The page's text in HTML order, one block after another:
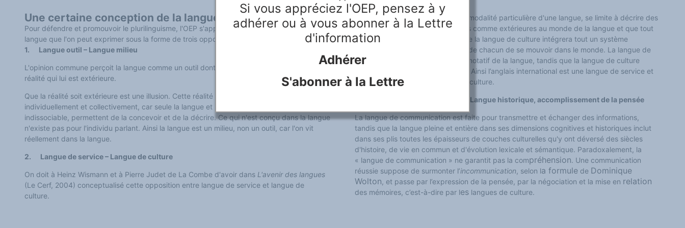
Annuaire des chercheurs sur le plurilinguisme
Instituts et centres de recherche
L'OEP et le plurilinguisme sur CAIRN
LES FONDAMENTAUX
Les acteurs du plurilinguisme
Langues et géopolitique - L'avenir des langues
Politiques et droits linguistiques
Dynamique des langues
Langues, sciences et philosophie
Science ouverte
Langues et pouvoirs
Terminologie
Textes de référence
DOSSIERS THÉMATIQUES
Education et recherche
Economique et social
Accès au dictionnaire des anglicismes
Accéder à la plateforme pour la traduction (en construction)
Accès à la banque de données Relations internationales
Accéder au site de l'OPA (Observatoire du plurilinguisme en Afrique)
Une certaine conception de la langue
Pour défendre et promouvoir le plurilinguisme, l'OEP s'appuie sur une conception de la
langue que l'on peut exprimer sous la forme de trois oppositions.
1. Langue outil – Langue milieu
L'opinion commune perçoit la langue comme un outil dont elle se sert pour décrire une
réalité qui lui est extérieure.
Que la réalité soit extérieure est une illusion. Cette réalité est intériorisée dans la langue,
individuellement et collectivement, car seule la langue et la pensée, formant un tout
indissociable, permettent de la concevoir et de la décrire. Ce qui n'est conçu dans la langue
n'existe pas pour l'individu parlant. Ainsi la langue est un milieu, non un outil, car l'on vit
réellement dans la langue.
2. Langue de service – Langue de culture
On doit à Heinz Wismann et à Pierre Judet de La Combe d'avoir dans L'avenir des langues
(Le Cerf, 2004) conceptualisé cette opposition entre langue de service et langue de
culture.
La langue de service, en tant que modalité particulière d'une langue, se limite à décrire des
réalités dites objectives et perçues comme extérieures au monde de la langue et que tout
le monde peut partager, tandis que la langue de culture intégrera tout un système
d'interprétation qui est la manière de chacun de se mouvoir dans le monde. La langue de
service correspond à un usage dénotatif de la langue, tandis que la langue de culture
correspond à un usage connotatif. Ainsi l’anglais international est une langue de service et
en aucune manière une langue de culture.
3. Langue de communication – Langue historique, accomplissement de la pensée
La langue de communication est faite pour transmettre et échanger des informations,
tandis que la langue pleine et entière dans ses dimensions cognitives et historiques inclut
dans ses plis toutes les épaisseurs de couches culturelles qu'y ont déversé des siècles
d'histoire, de vie en commun et d'évolution lexicale et sémantique. Paradoxalement, la
« langue de communication » ne garantit pas la compréhension. Une communication
réussie suppose de surmonter l’incommunication , selon la formule de Dominique
Wolton et passe par l’expression de la pensée, par la négociation et la mise en relation
des mémoires, c’est-à-dire par les langues de culture.
Si vous appréciez l'OEP, pensez à y
adhérer ou à vous abonner à la Lettre
d'information
Adhérer
S'abonner à la Lettre